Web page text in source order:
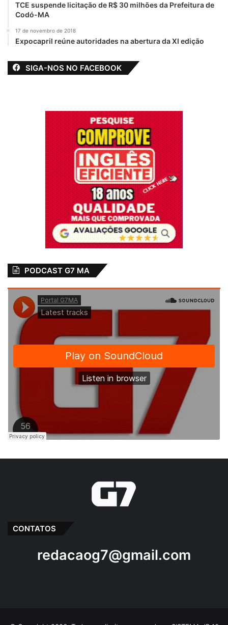
TCE suspende licitação de R$ 30 milhões da Prefeitura de
Codó-MA
17 de novembro de 2018
Expocapril reúne autoridades na abertura da XI edição
SIGA-NOS NO FACEBOOK
PODCAST G7 MA
CONTATOS
redacaog7@gmail.com